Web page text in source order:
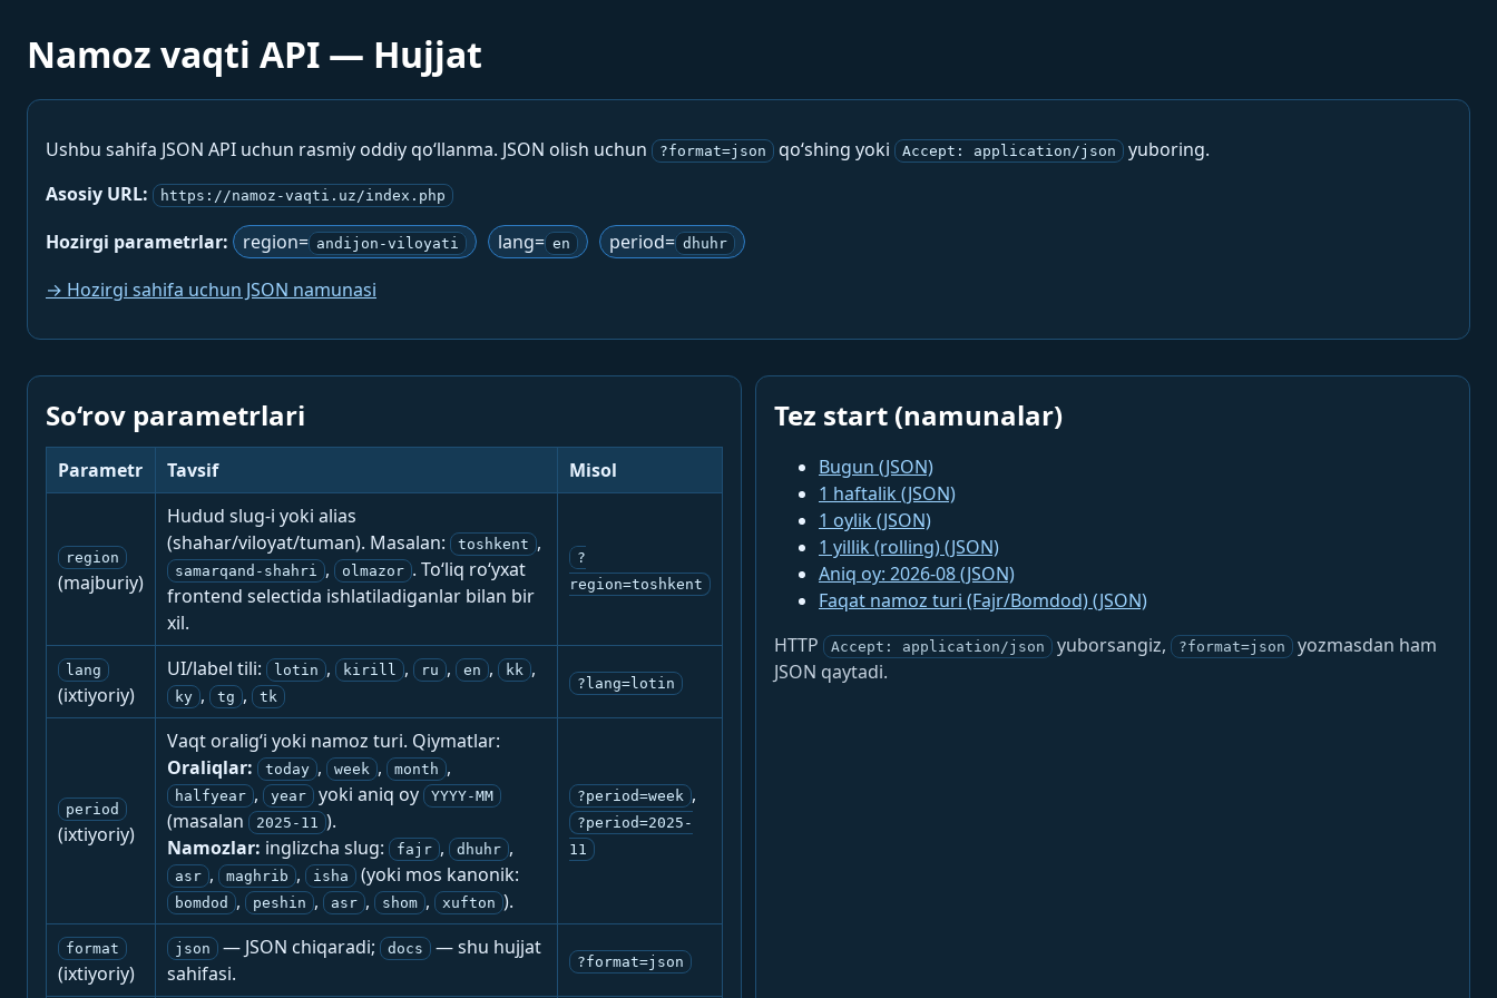
Namoz vaqti API — Hujjat
Ushbu sahifa JSON API uchun rasmiy oddiy qo‘llanma. JSON olish uchun ?format=json qo‘shing yoki Accept: application/json
yuboring.
Asosiy URL:
https://namoz-vaqti.uz/index.php
Hozirgi parametrlar: region= andijon-viloyati lang= en period= dhuhr
→ Hozirgi sahifa uchun JSON namunasi
So‘rov parametrlari
Parametr Tavsif Misol
region
(majburiy)
Hudud slug-i yoki alias
(shahar/viloyat/tuman). Masalan:
toshkent ,
samarqand-shahri , olmazor . To‘liq ro‘yxat
frontend selectida ishlatiladiganlar bilan bir
xil.
?
region=toshkent
lang
(ixtiyoriy)
UI/label tili: lotin , kirill , ru , en , kk ,
ky , tg , tk
?lang=lotin
period
(ixtiyoriy)
Vaqt oralig‘i yoki namoz turi. Qiymatlar:
Oraliqlar:
today , week , month ,
halfyear , year yoki aniq oy YYYY-MM
(masalan 2025-11 ).
Namozlar: inglizcha slug: fajr , dhuhr ,
asr , maghrib , isha (yoki mos kanonik:
bomdod , peshin , asr , shom , xufton ).
?period=week ,
?period=2025-
11
format
(ixtiyoriy)
json — JSON chiqaradi; docs
— shu hujjat
sahifasi.
?format=json
Tez start (namunalar)
Bugun (JSON)
1 haftalik (JSON)
1 oylik (JSON)
1 yillik (rolling) (JSON)
Aniq oy: 2026-08 (JSON)
Faqat namoz turi (Fajr/Bomdod) (JSON)
HTTP
Accept: application/json yuborsangiz, ?format=json
yozmasdan ham
JSON qaytadi.